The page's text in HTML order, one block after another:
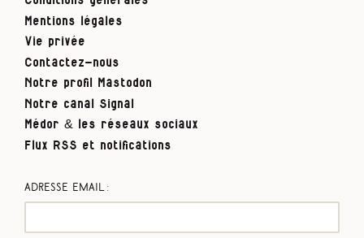
Mentions légales
Vie privée
Contactez-nous
Notre profil Mastodon
Notre canal Signal
Médor & les réseaux sociaux
Flux RSS et notifications
Adresse email :